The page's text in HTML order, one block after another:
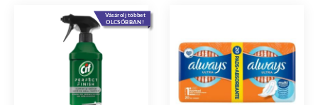
Vásárolj többet
OLCSÓBBAN!